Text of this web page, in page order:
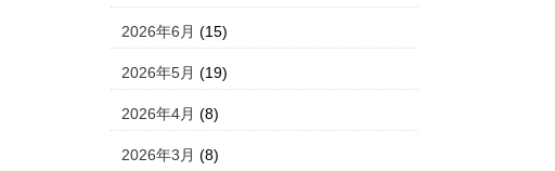
2026年6月 (15)
2026年5月 (19)
2026年4月 (8)
2026年3月 (8)